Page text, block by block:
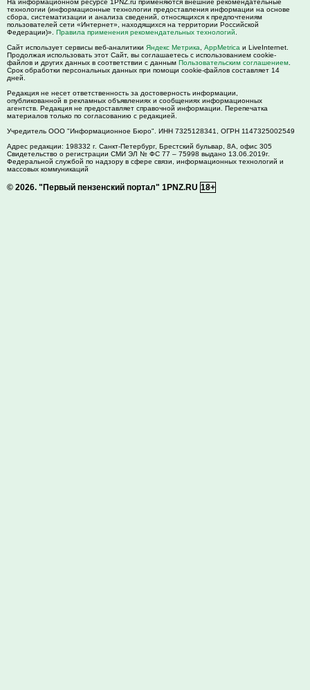
технологии (информационные технологии предоставления информации на основе
сбора, систематизации и анализа сведений, относящихся к предпочтениям
пользователей сети «Интернет», находящихся на территории Российской
Федерации)». Правила применения рекомендательных технологий
Сайт использует сервисы веб-аналитики Яндекс Метрика AppMetrica и LiveInternet.
Продолжая использовать этот Сайт, вы соглашаетесь с использованием cookie-
файлов и других данных в соответствии с данным Пользовательским соглашением
Срок обработки персональных данных при помощи cookie-файлов составляет 14
дней.
Редакция не несет ответственность за достоверность информации,
опубликованной в рекламных объявлениях и сообщениях информационных
агентств. Редакция не предоставляет справочной информации. Перепечатка
материалов только по согласованию с редакцией.
Учредитель ООО "Информационное Бюро". ИНН 7325128341, ОГРН 1147325002549
Адрес редакции: 198332 г. Санкт-Петербург, Брестский бульвар, 8А, офис 305
Свидетельство о регистрации СМИ ЭЛ № ФС 77 – 75998 выдано 13.06.2019г.
Федеральной службой по надзору в сфере связи, информационных технологий и
массовых коммуникаций
© 2026. "Первый пензенский портал" 1PNZ.RU 18+